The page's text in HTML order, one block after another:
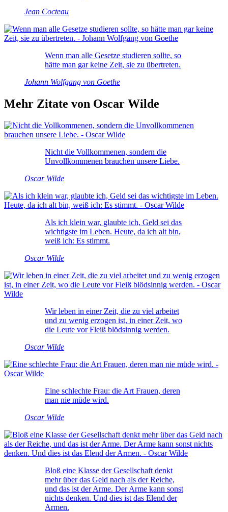
Jean Cocteau
Wenn man alle Gesetze studieren sollte, so
hätte man gar keine Zeit, sie zu übertreten.
Johann Wolfgang von Goethe
Mehr Zitate von Oscar Wilde
Nicht die Vollkommenen, sondern die
Unvollkommenen brauchen unsere Liebe.
Oscar Wilde
Als ich klein war, glaubte ich, Geld sei das
wichtigste im Leben. Heute, da ich alt bin,
weiß ich: Es stimmt.
Oscar Wilde
Wir leben in einer Zeit, die zu viel arbeitet
und zu wenig erzogen ist, in einer Zeit, wo
die Leute vor Fleiß blödsinnig werden.
Oscar Wilde
Eine schlechte Frau: die Art Frauen, deren
man nie müde wird.
Oscar Wilde
Bloß eine Klasse der Gesellschaft denkt
mehr über das Geld nach als der Reiche,
und das ist der Arme. Der Arme kann sonst
nichts denken. Und dies ist das Elend der
Armen.